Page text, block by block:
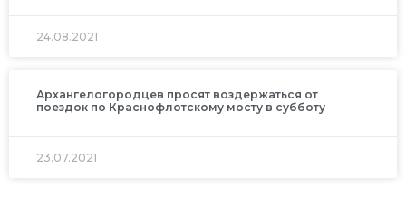
24.08.2021
Архангелогородцев просят воздержаться от
поездок по Краснофлотскому мосту в субботу
23.07.2021